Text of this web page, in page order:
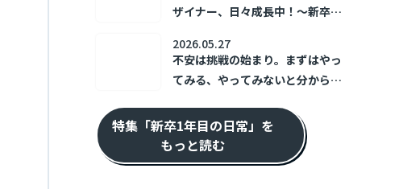
ザイナー、日々成長中！～新卒1
不安は挑戦の始まり。まずはやっ
てみる、やってみないと分からな
2026.05.27
特集「新卒1年目の日常」を
もっと読む